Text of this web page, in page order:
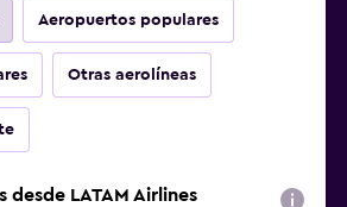
Aeropuertos populares
Otras aerolíneas
desde LATAM Airlines